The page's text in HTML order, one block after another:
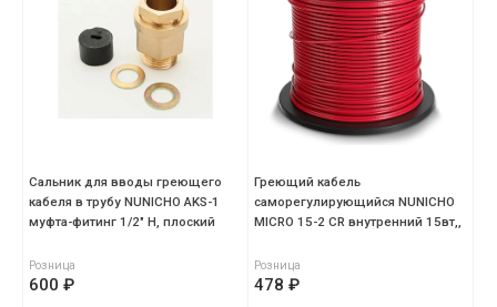
Сальник для вводы греющего
кабеля в трубу NUNICHO AKS-1
муфта-фитинг 1/2" Н, плоский
Розница
600 ₽
Греющий кабель
саморегулирующийся NUNICHO
MICRO 15-2 CR внутренний 15вт,,
Розница
478 ₽